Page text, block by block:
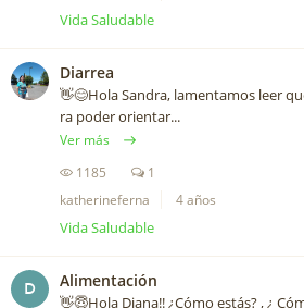
Vida Saludable
Diarrea
👋😊Hola Sandra, lamentamos leer
ra poder orientar...
Ver más
1185
1
katherineferna
4 años
Vida Saludable
D Alimentación
👋😇Hola Diana!! ¿Cómo estás? , ¿